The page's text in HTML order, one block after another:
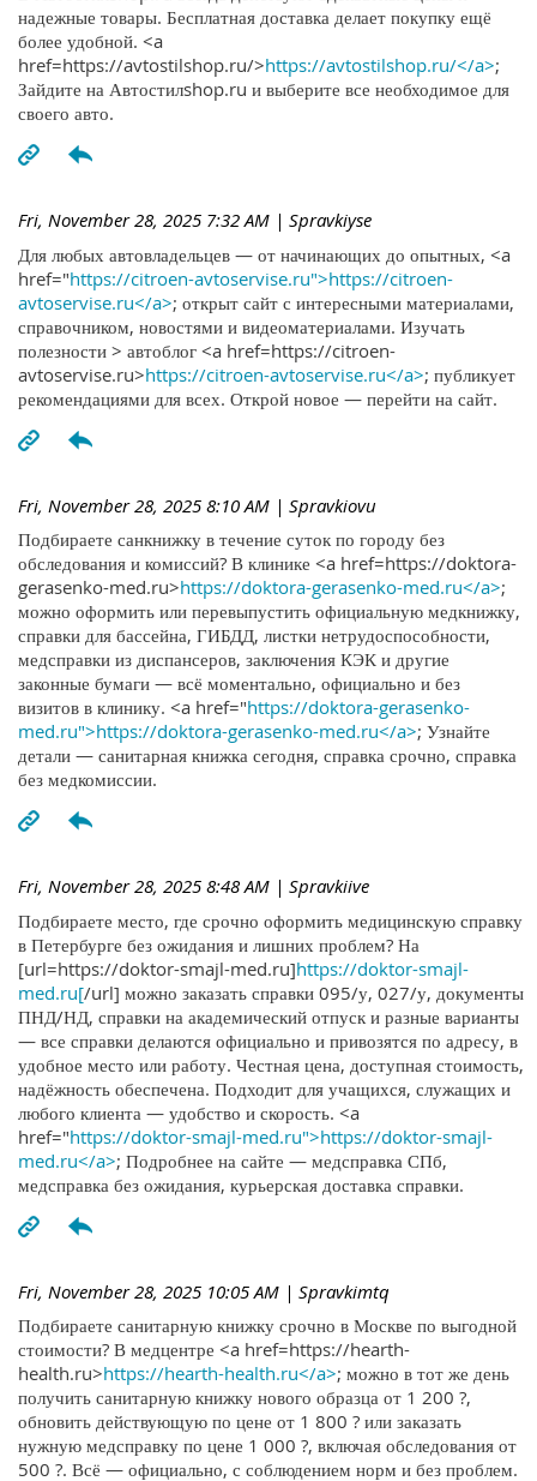
надежные товары. Бесплатная доставка делает покупку ещё
более удобной. <a
href=https://avtostilshop.ru/>https://avtostilshop.ru/</a>;
Зайдите на Автостилshop.ru и выберите все необходимое для
своего авто.
Fri, November 28, 2025 7:32 AM | Spravkiyse
Для любых автовладельцев — от начинающих до опытных, <a
href="https://citroen-avtoservise.ru">https://citroen-
avtoservise.ru</a>; открыт сайт с интересными материалами,
справочником, новостями и видеоматериалами. Изучать
полезности > автоблог <a href=https://citroen-
avtoservise.ru>https://citroen-avtoservise.ru</a>; публикует
рекомендациями для всех. Открой новое — перейти на сайт.
Fri, November 28, 2025 8:10 AM | Spravkiovu
Подбираете санкнижку в течение суток по городу без
обследования и комиссий? В клинике <a href=https://doktora-
gerasenko-med.ru>https://doktora-gerasenko-med.ru</a>;
можно оформить или перевыпустить официальную медкнижку,
справки для бассейна, ГИБДД, листки нетрудоспособности,
медсправки из диспансеров, заключения КЭК и другие
законные бумаги — всё моментально, официально и без
визитов в клинику. <a href="https://doktora-gerasenko-
med.ru">https://doktora-gerasenko-med.ru</a>; Узнайте
детали — санитарная книжка сегодня, справка срочно, справка
без медкомиссии.
Fri, November 28, 2025 8:48 AM | Spravkiive
Подбираете место, где срочно оформить медицинскую справку
в Петербурге без ожидания и лишних проблем? На
[url=https://doktor-smajl-med.ru]https://doktor-smajl-
med.ru[/url] можно заказать справки 095/у, 027/у, документы
ПНД/НД, справки на академический отпуск и разные варианты
— все справки делаются официально и привозятся по адресу, в
удобное место или работу. Честная цена, доступная стоимость,
надёжность обеспечена. Подходит для учащихся, служащих и
любого клиента — удобство и скорость. <a
href="https://doktor-smajl-med.ru">https://doktor-smajl-
med.ru</a>; Подробнее на сайте — медсправка СПб,
медсправка без ожидания, курьерская доставка справки.
Fri, November 28, 2025 10:05 AM | Spravkimtq
Подбираете санитарную книжку срочно в Москве по выгодной
стоимости? В медцентре <a href=https://hearth-
health.ru>https://hearth-health.ru</a>; можно в тот же день
получить санитарную книжку нового образца от 1 200 ?,
обновить действующую по цене от 1 800 ? или заказать
нужную медсправку по цене 1 000 ?, включая обследования от
500 ?. Всё — официально, с соблюдением норм и без проблем.